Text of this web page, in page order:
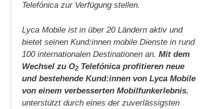
Telefónica zur Verfügung stellen.
Lyca Mobile ist in über 20 Ländern aktiv und
bietet seinen Kund:innen mobile Dienste in rund
100 internationalen Destinationen an. Mit dem
Wechsel zu O2 Telefónica profitieren neue
und bestehende Kund:innen von Lyca Mobile
von einem verbesserten Mobilfunkerlebnis,
unterstützt durch eines der zuverlässigsten